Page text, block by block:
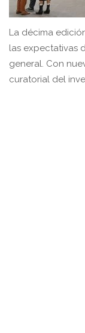
La décima
las expectativas
general. Con
curatorial del